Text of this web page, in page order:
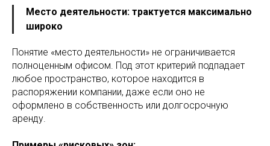
Место деятельности: трактуется максимально
широко
Понятие «место деятельности» не ограничивается
полноценным офисом. Под этот критерий подпадает
любое пространство, которое находится в
распоряжении компании, даже если оно не
оформлено в собственность или долгосрочную
аренду.